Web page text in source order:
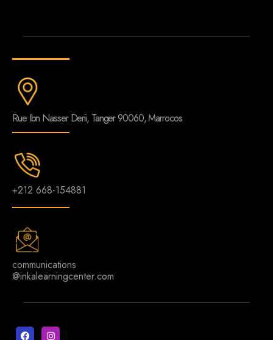
Rue Ibn Nasser Derii, Tanger 90060, Marrocos
+212 668-154881
communications
@inkalearningcenter.com